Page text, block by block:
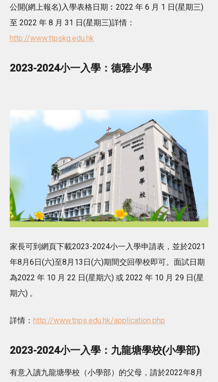
公開(網上報名)入學表格日期︰2022 年 6 月 1 日(星期三)
至 2022 年 8 月 31 日(星期三)詳情：
http://www.ttpskg.edu.hk
2023-2024小一入學：德雅小學
家長可到網頁下載2023-2024小一入學申請表，並於2021
年8月6日(六)至8月13日(六)期間交回學校即可。面試日期
為2022 年 10 月 22 日(星期六) 或 2022 年 10 月 29 日(星
期六) 。
詳情： http://www.tnps.edu.hk/application.php
2023-2024小一入學：九龍塘學校(小學部)
有意入讀九龍塘學校（小學部）的父母，請於2022年8月